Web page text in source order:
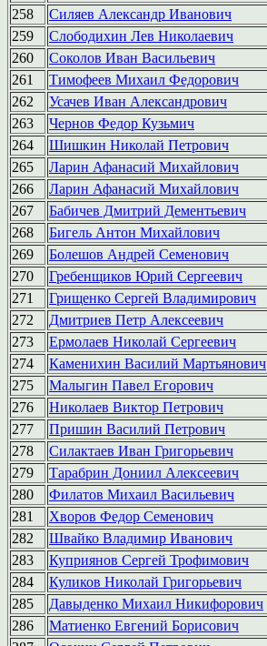
258 Силяев Александр Иванович
259
Слободихин Лев Николаевич
260
Соколов Иван Васильевич
261
Тимофеев Михаил Федорович
262
Усачев Иван Александрович
263
Чернов Федор Кузьмич
264
Шишкин Николай Петрович
265
Ларин Афанасий Михайлович
266
Ларин Афанасий Михайлович
267
Бабичев Дмитрий Дементьевич
268
Бигель Антон Михайлович
269
Болешов Андрей Семенович
270
Гребенщиков Юрий Сергеевич
271
Грищенко Сергей Владимирович
272
Дмитриев Петр Алексеевич
273
Ермолаев Николай Сергеевич
274
Каменихин Василий Мартьянович
275
Малыгин Павел Егорович
276
Николаев Виктор Петрович
277
Пришин Василий Петрович
278
Силактаев Иван Григорьевич
279
Тарабрин Дониил Алексеевич
280
Филатов Михаил Васильевич
281
Хворов Федор Семенович
282
Швайко Владимир Иванович
283
Куприянов Сергей Трофимович
284
Куликов Николай Григорьевич
285
Давыденко Михаил Никифорович
286
Матиенко Евгений Борисович